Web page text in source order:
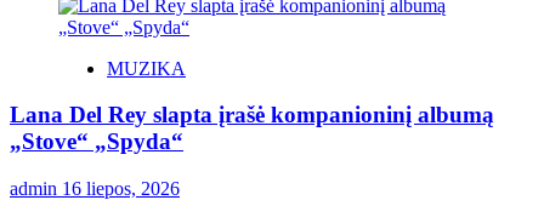
MUZIKA
Lana Del Rey slapta įrašė kompanioninį albumą
„Stove“ „Spyda“
admin 16 liepos, 2026